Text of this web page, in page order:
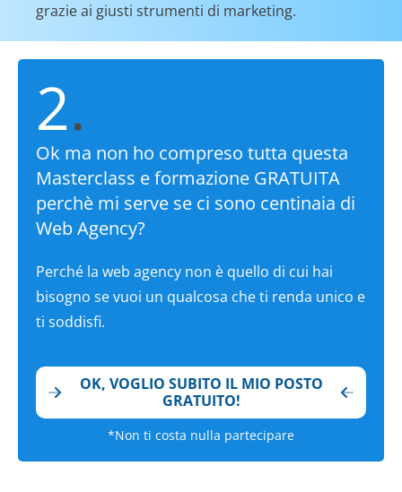
grazie ai giusti strumenti di marketing.
2.
Ok ma non ho compreso tutta questa
Masterclass e formazione GRATUITA
perchè mi serve se ci sono centinaia di
Web Agency?
Perché la web agency non è quello di cui hai
bisogno se vuoi un qualcosa che ti renda unico e
ti soddisfi.
OK, VOGLIO SUBITO IL MIO POSTO
GRATUITO!
*Non ti costa nulla partecipare